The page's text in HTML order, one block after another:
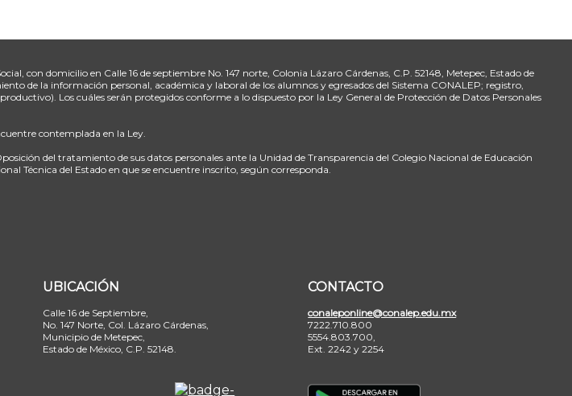
con domicilio en Calle 16 de septiembre No. 147 norte, Colonia Lázaro Cárdenas, C.P. 52148, Metepec, Estado de
de la información personal, académica y laboral de los alumnos y egresados del Sistema CONALEP; registro,
Los cuáles serán protegidos conforme a lo dispuesto por la Ley General de Protección de Datos Personales
contemplada en la Ley.
del tratamiento de sus datos personales ante la Unidad de Transparencia del Colegio Nacional de Educación
Técnica del Estado en que se encuentre inscrito, según corresponda.
UBICACIÓN
Calle 16 de Septiembre,
No. 147 Norte, Col. Lázaro Cárdenas,
Municipio de Metepec,
Estado de México, C.P. 52148.
CONTACTO
conaleponline@conalep.edu.mx
7222.710.800
5554.803.700,
Ext. 2242 y 2254